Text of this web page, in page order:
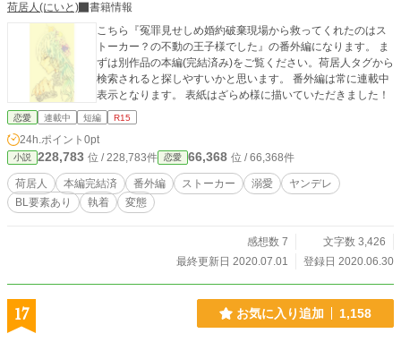
荷居人(にいと)
書籍情報
こちら『冤罪見せしめ婚約破棄現場から救ってくれたのはス
トーカー？の不動の王子様でした』の番外編になります。 ま
ずは別作品の本編(完結済み)をご覧ください。荷居人タグから
検索されると探しやすいかと思います。 番外編は常に連載中
表示となります。 表紙はざらめ様に描いていただきました！
恋愛 連載中 短編 R15
24h.ポイント 0pt
小説 228,783 位 / 228,783件 恋愛 66,368 位 / 66,368件
荷居人 本編完結済 番外編 ストーカー 溺愛
ヤンデレ
BL要素あり
執着 変態
感想数 7
文字数 3,426
最終更新日 2020.07.01
登録日 2020.06.30
17 お気に入り追加 1,158